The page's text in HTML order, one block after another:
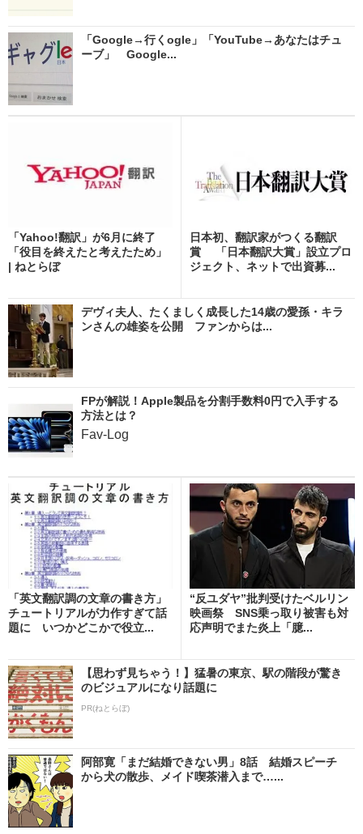
「Google→行くogle」「YouTube→あなたはチュ
ーブ」 Google...
「Yahoo!翻訳」が6月に終了
「役目を終えたと考えたため」
| ねとらぼ
日本初、翻訳家がつくる翻訳
賞 「日本翻訳大賞」設立プロ
ジェクト、ネットで出資募...
デヴィ夫人、たくましく成長した14歳の愛孫・キラ
ンさんの雄姿を公開 ファンからは...
FPが解説！Apple製品を分割手数料0円で入手する
方法とは？
Fav-Log
「英文翻訳調の文章の書き方」
チュートリアルが力作すぎて話
題に いつかどこかで役立...
“反ユダヤ”批判受けたベルリン
映画祭 SNS乗っ取り被害も対
応声明でまた炎上「臆...
【思わず見ちゃう！】猛暑の東京、駅の階段が驚き
のビジュアルになり話題に
PR(ねとらぼ)
阿部寛「まだ結婚できない男」8話 結婚スピーチ
から犬の散歩、メイド喫茶潜入まで…...